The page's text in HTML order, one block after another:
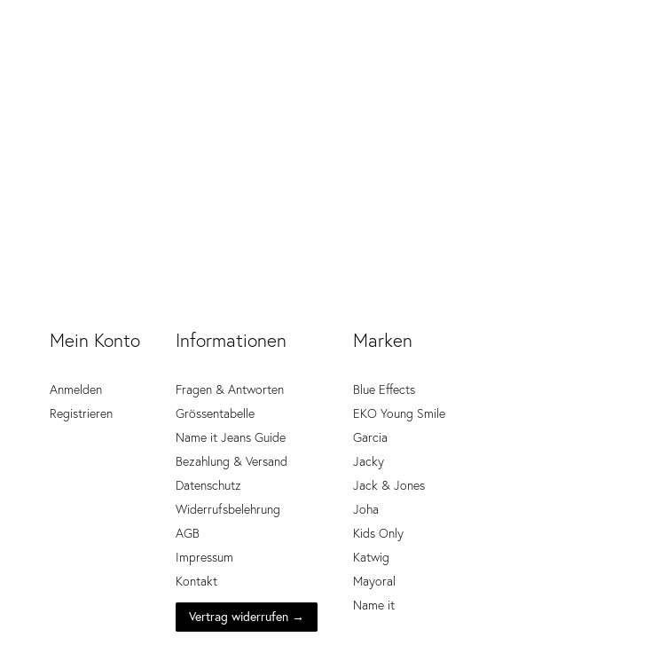
Mein Konto
Anmelden
Registrieren
Informationen
Fragen & Antworten
Grössentabelle
Name it Jeans Guide
Bezahlung & Versand
Datenschutz
Widerrufsbelehrung
AGB
Impressum
Kontakt
Vertrag widerrufen →
Marken
Blue Effects
EKO Young Smile
Garcia
Jacky
Jack & Jones
Joha
Kids Only
Katwig
Mayoral
Name it